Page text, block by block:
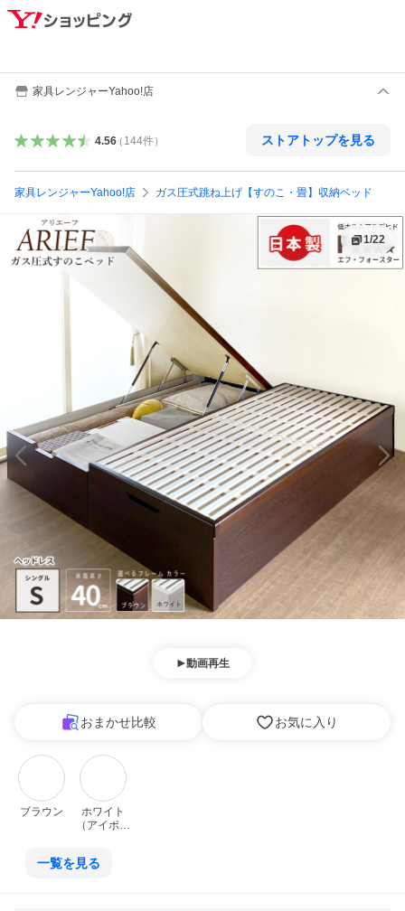
家具レンジャーYahoo!店
4.56（ 144件） ストアトップを見る
家具レンジャーYahoo!店 ガス圧式跳ね上げ【すのこ・畳】収納ベッド
動画再生
1/22
おまかせ比較 お気に入り
ブラウン
ホワイト
（アイボリ
一覧を見る